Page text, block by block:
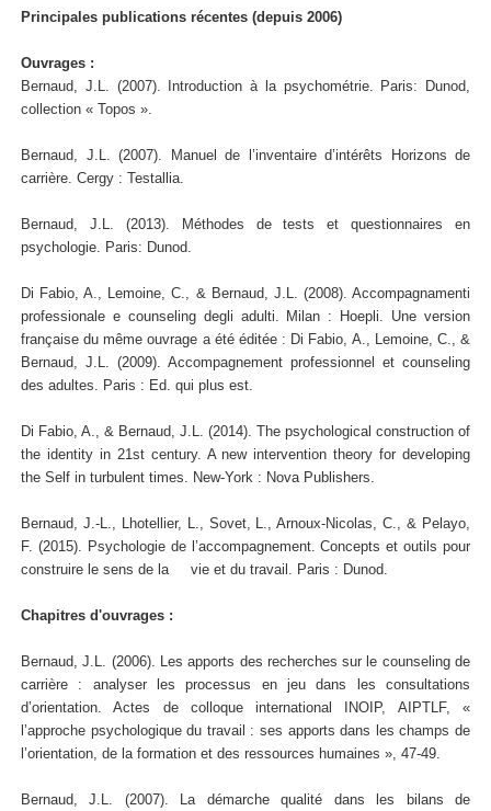
Principales publications récentes (depuis 2006)
Ouvrages :
Bernaud, J.L. (2007). Introduction à la psychométrie. Paris: Dunod,
collection « Topos ».
Bernaud, J.L. (2007). Manuel de l’inventaire d’intérêts Horizons de
carrière. Cergy : Testallia.
Bernaud, J.L. (2013). Méthodes de tests et questionnaires en
psychologie. Paris: Dunod.
Di Fabio, A., Lemoine, C., & Bernaud, J.L. (2008). Accompagnamenti
professionale e counseling degli adulti. Milan : Hoepli. Une version
française du même ouvrage a été éditée : Di Fabio, A., Lemoine, C., &
Bernaud, J.L. (2009). Accompagnement professionnel et counseling
des adultes. Paris : Ed. qui plus est.
Di Fabio, A., & Bernaud, J.L. (2014). The psychological construction of
the identity in 21st century. A new intervention theory for developing
the Self in turbulent times. New-York : Nova Publishers.
Bernaud, J.-L., Lhotellier, L., Sovet, L., Arnoux-Nicolas, C., & Pelayo,
F. (2015). Psychologie de l’accompagnement. Concepts et outils pour
construire le sens de la vie et du travail. Paris : Dunod.
Chapitres d'ouvrages :
Bernaud, J.L. (2006). Les apports des recherches sur le counseling de
carrière : analyser les processus en jeu dans les consultations
d’orientation. Actes de colloque international INOIP, AIPTLF, «
l’approche psychologique du travail : ses apports dans les champs de
l’orientation, de la formation et des ressources humaines », 47-49.
Bernaud, J.L. (2007). La démarche qualité dans les bilans de